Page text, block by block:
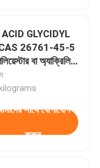
GLYCIDYL
26761-45-5
বা অ্যাক্রিলিক
সাথে যোগাযোগ
করুন